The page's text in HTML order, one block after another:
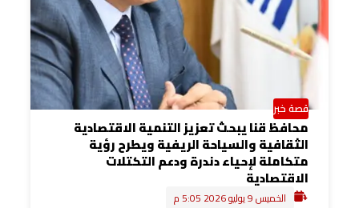
قصة خبر
محافظ قنا يبحث تعزيز التنمية الاقتصادية
الثقافية والسياحة الريفية ويطرح رؤية
متكاملة لإحياء دندرة ودعم التكتلات
الاقتصادية
الخميس 9 يوليو 2026 5:05 م